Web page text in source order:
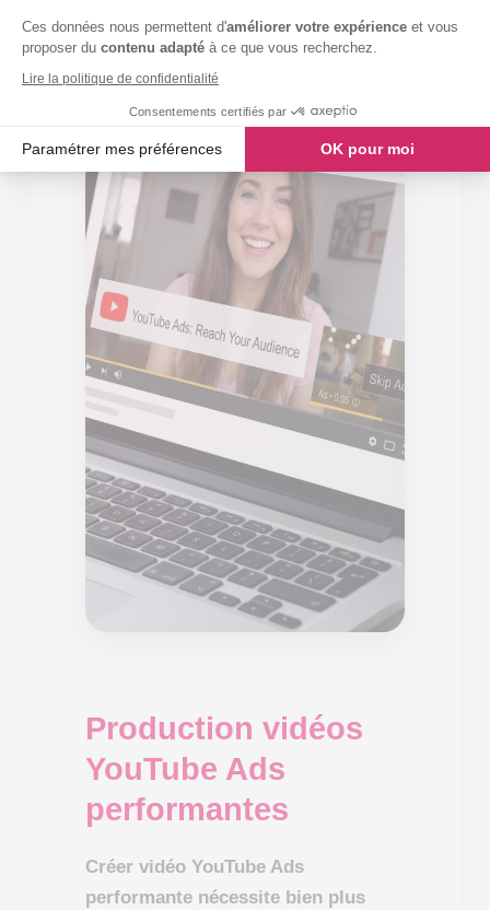
Ces données nous permettent d'améliorer votre expérience et vous
proposer du contenu adapté à ce que vous recherchez.
Lire la politique de confidentialité
Consentements certifiés par
Paramétrer mes préférences OK pour moi
Axeptio consent
Plateforme de Gestion du Consentement : Personnalisez vos
Notre plateforme vous permet d'adapter et de gérer vos
Production vidéos
YouTube Ads
performantes
Créer vidéo YouTube Ads
performante nécessite bien plus